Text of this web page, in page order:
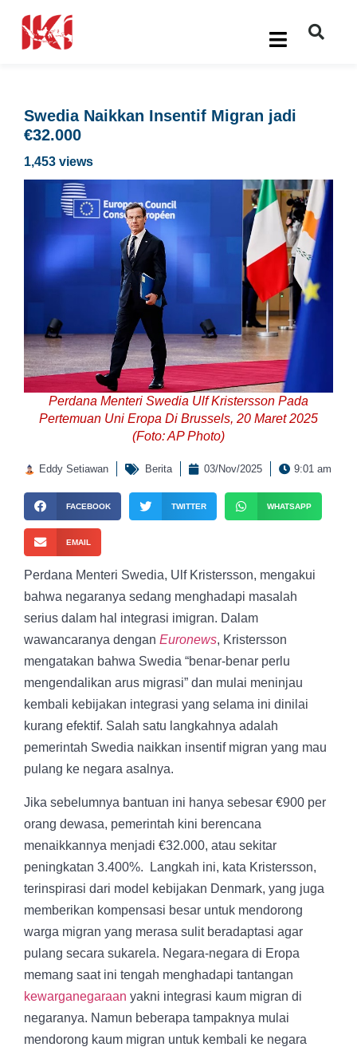
Swedia Naikkan Insentif Migran jadi
€32.000
1,453 views
Perdana Menteri Swedia Ulf Kristersson Pada
Pertemuan Uni Eropa Di Brussels, 20 Maret 2025
(Foto: AP Photo)
Eddy Setiawan Berita 03/Nov/2025 9:01 am
FACEBOOK TWITTER WHATSAPP
EMAIL
Perdana Menteri Swedia, Ulf Kristersson, mengakui
bahwa negaranya sedang menghadapi masalah
serius dalam hal integrasi imigran. Dalam
wawancaranya dengan Euronews, Kristersson
mengatakan bahwa Swedia “benar-benar perlu
mengendalikan arus migrasi” dan mulai meninjau
kembali kebijakan integrasi yang selama ini dinilai
kurang efektif. Salah satu langkahnya adalah
pemerintah Swedia naikkan insentif migran yang mau
pulang ke negara asalnya.
Jika sebelumnya bantuan ini hanya sebesar €900 per
orang dewasa, pemerintah kini berencana
menaikkannya menjadi €32.000, atau sekitar
peningkatan 3.400%. Langkah ini, kata Kristersson,
terinspirasi dari model kebijakan Denmark, yang juga
memberikan kompensasi besar untuk mendorong
warga migran yang merasa sulit beradaptasi agar
pulang secara sukarela. Negara-negara di Eropa
memang saat ini tengah menghadapi tantangan
kewarganegaraan yakni integrasi kaum migran di
negaranya. Namun beberapa tampaknya mulai
mendorong kaum migran untuk kembali ke negara